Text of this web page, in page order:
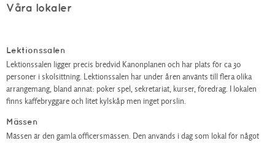
Våra lokaler
Lektionssalen
Lektionssalen ligger precis bredvid Kanonplanen och har plats för ca 30
personer i skolsittning. Lektionssalen har under åren använts till flera olika
arrangemang, bland annat: poker spel, sekretariat, kurser, föredrag. I lokalen
finns kaffebryggare och litet kylskåp men inget porslin.
Mässen
Mässen är den gamla officersmässen. Den används i dag som lokal för något